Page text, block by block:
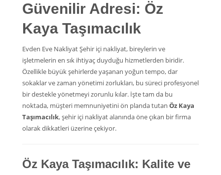
Güvenilir Adresi: Öz
Kaya Taşımacılık
Evden Eve Nakliyat Şehir içi nakliyat, bireylerin ve
işletmelerin en sık ihtiyaç duyduğu hizmetlerden biridir.
Özellikle büyük şehirlerde yaşanan yoğun tempo, dar
sokaklar ve zaman yönetimi zorlukları, bu süreci profesyonel
bir destekle yönetmeyi zorunlu kılar. İşte tam da bu
noktada, müşteri memnuniyetini ön planda tutan Öz Kaya
Taşımacılık, şehir içi nakliyat alanında öne çıkan bir firma
olarak dikkatleri üzerine çekiyor.
Öz Kaya Taşımacılık: Kalite ve